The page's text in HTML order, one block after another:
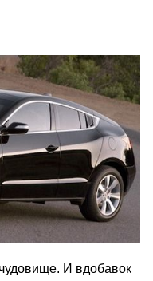
И вдобавок